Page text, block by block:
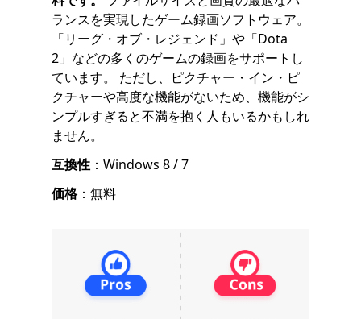
ランスを実現したゲーム録画ソフトウェア。
「リーグ・オブ・レジェンド」や「Dota
2」などの多くのゲームの録画をサポートし
ています。 ただし、ピクチャー・イン・ピ
クチャーや高度な機能がないため、機能がシ
ンプルすぎると不満を抱く人もいるかもしれ
ません。
互換性 ：Windows 8 / 7
価格：無料